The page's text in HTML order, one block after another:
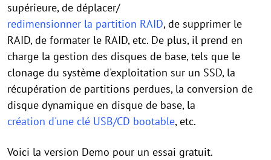
supérieure, de déplacer/
redimensionner la partition RAID, de supprimer le
RAID, de formater le RAID, etc. De plus, il prend en
charge la gestion des disques de base, tels que le
clonage du système d'exploitation sur un SSD, la
récupération de partitions perdues, la conversion de
disque dynamique en disque de base, la
création d'une clé USB/CD bootable, etc.
Voici la version Demo pour un essai gratuit.